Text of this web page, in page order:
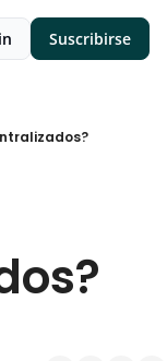
Suscribirse